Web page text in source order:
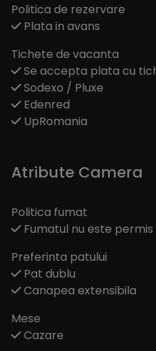
Politica de rezervare
Plata in avans
Tichete de vacanta
Se accepta plata cu
Sodexo / Pluxe
Edenred
UpRomania
Atribute Camera
Politica fumat
Fumatul nu este permis
Preferinta patului
Pat dublu
Canapea extensibila
Mese
Cazare